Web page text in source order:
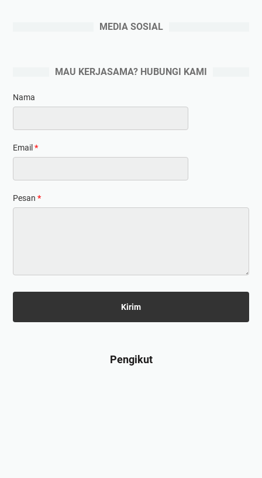
MEDIA SOSIAL
MAU KERJASAMA? HUBUNGI KAMI
Nama
Email *
Pesan *
Pengikut